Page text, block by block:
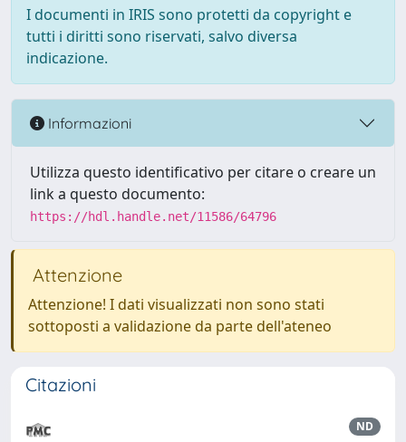
I documenti in IRIS sono protetti da copyright e
tutti i diritti sono riservati, salvo diversa
indicazione.
Informazioni
Utilizza questo identificativo per citare o creare un
link a questo documento:
https://hdl.handle.net/11586/64796
Attenzione
Attenzione! I dati visualizzati non sono stati
sottoposti a validazione da parte dell'ateneo
Citazioni
ND